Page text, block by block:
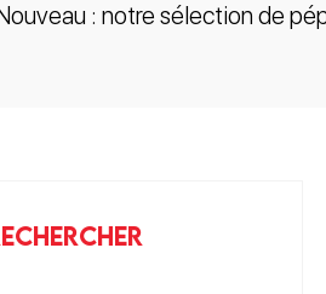
: notre sélection de